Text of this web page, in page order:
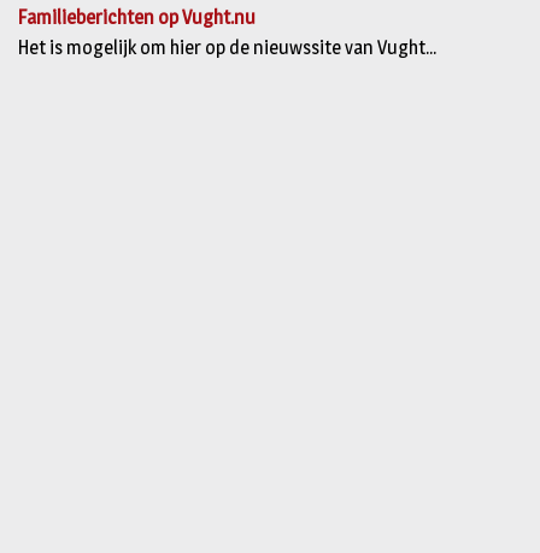
Familieberichten op Vught.nu
Het is mogelijk om hier op de nieuwssite van Vught...